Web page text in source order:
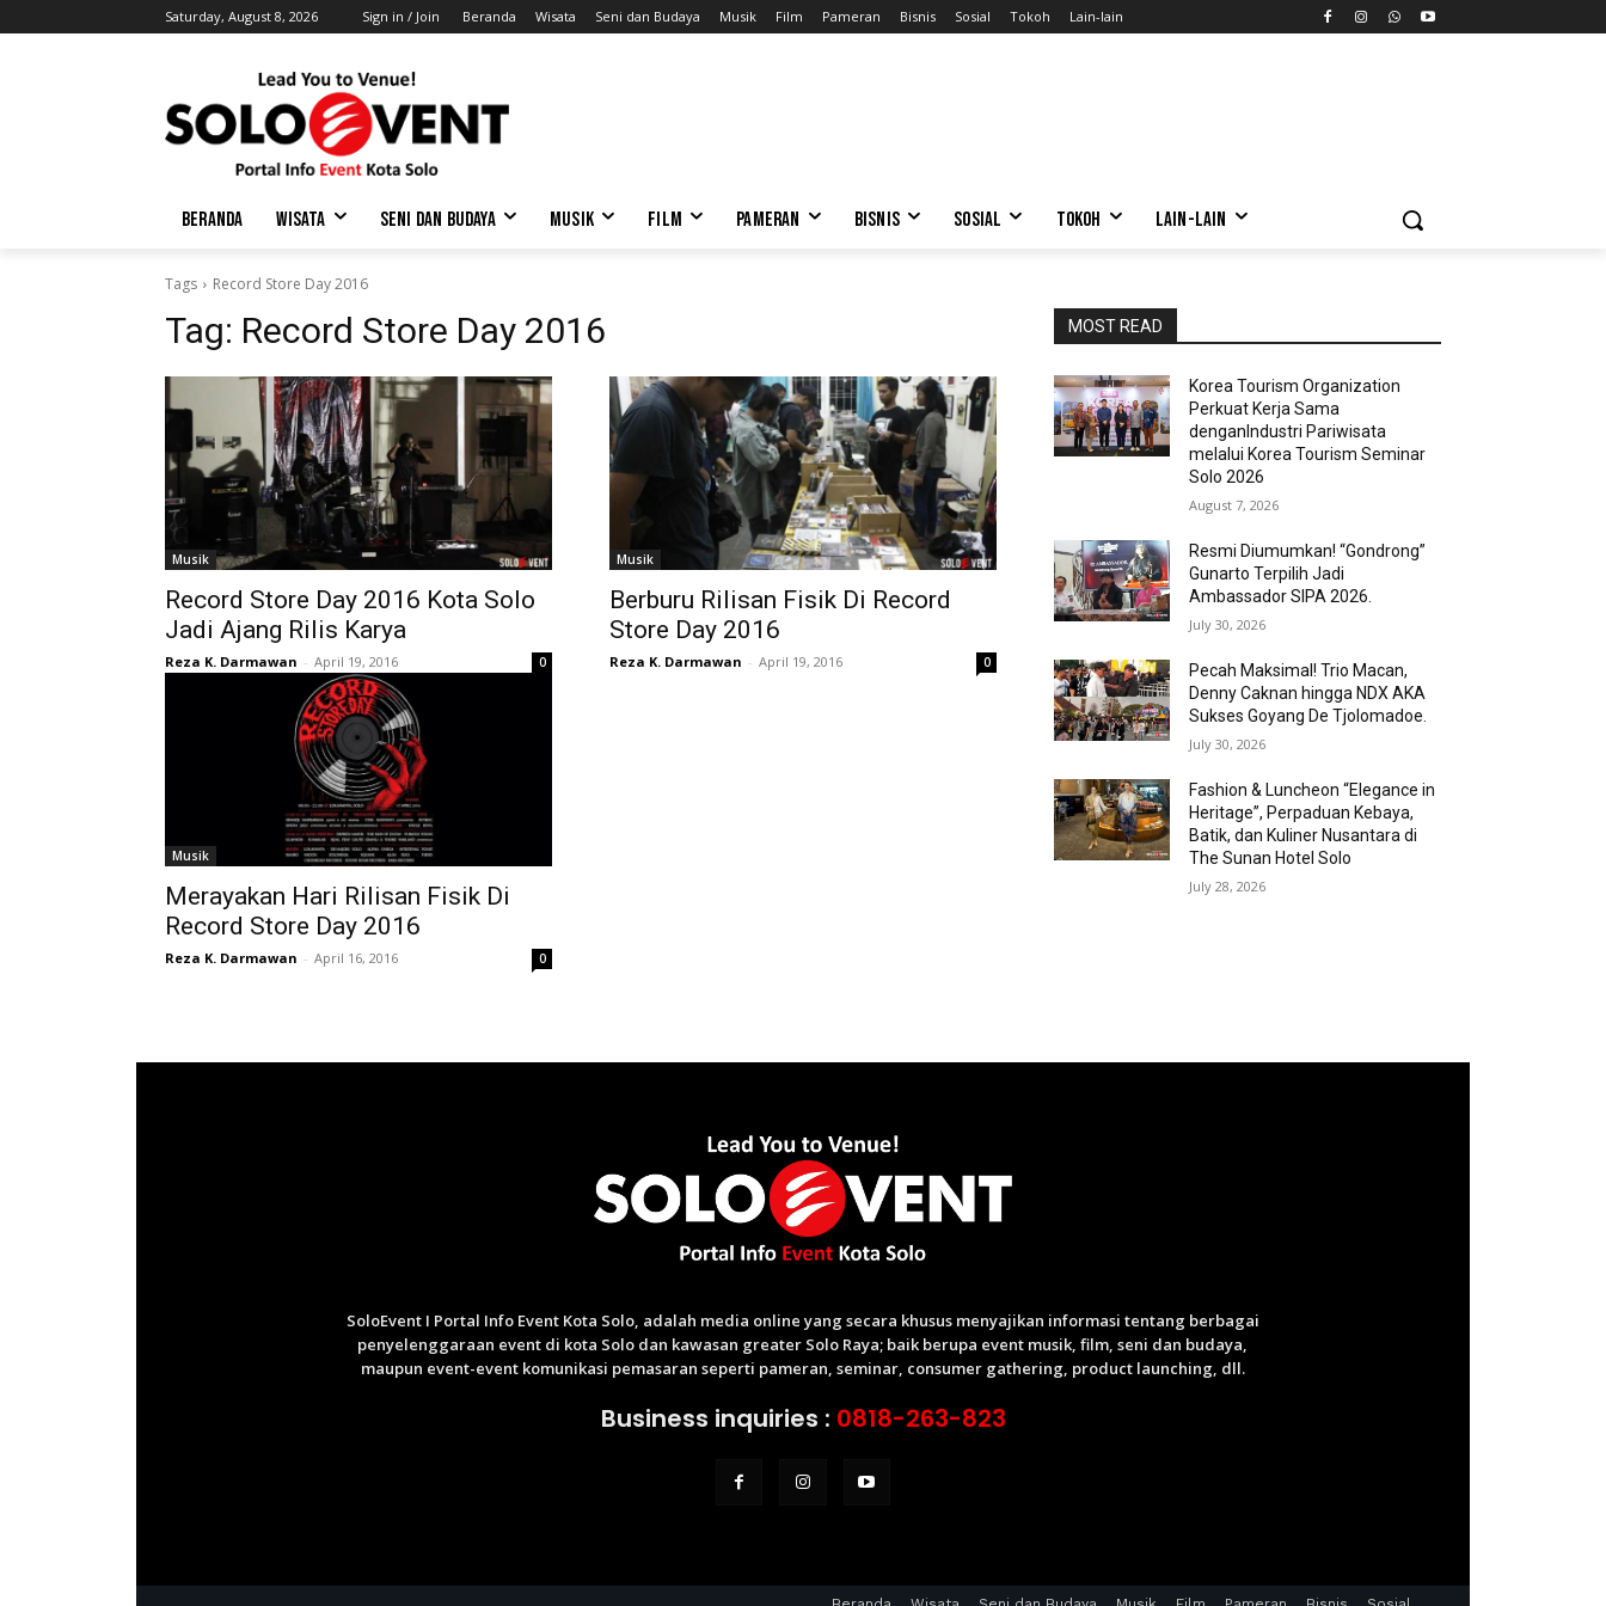
Saturday, August 8, 2026 Sign in / Join Beranda Wisata Seni dan Budaya Musik Film Pameran Bisnis Sosial Tokoh Lain-lain
BERANDA WISATA SENI DAN BUDAYA MUSIK FILM PAMERAN BISNIS SOSIAL TOKOH LAIN-LAIN
Tags Record Store Day 2016
Tag: Record Store Day 2016
Musik
Record Store Day 2016 Kota Solo
Jadi Ajang Rilis Karya
Reza K. Darmawan - April 19, 2016 0
Musik
Berburu Rilisan Fisik Di Record
Store Day 2016
Reza K. Darmawan - April 19, 2016 0
Musik
Merayakan Hari Rilisan Fisik Di
Record Store Day 2016
Reza K. Darmawan - April 16, 2016 0
MOST READ
Korea Tourism Organization
Perkuat Kerja Sama
denganIndustri Pariwisata
melalui Korea Tourism Seminar
Solo 2026
August 7, 2026
Resmi Diumumkan! “Gondrong”
Gunarto Terpilih Jadi
Ambassador SIPA 2026.
July 30, 2026
Pecah Maksimal! Trio Macan,
Denny Caknan hingga NDX AKA
Sukses Goyang De Tjolomadoe.
July 30, 2026
Fashion & Luncheon “Elegance in
Heritage”, Perpaduan Kebaya,
Batik, dan Kuliner Nusantara di
The Sunan Hotel Solo
July 28, 2026
SoloEvent I Portal Info Event Kota Solo, adalah media online yang secara khusus menyajikan informasi tentang berbagai
penyelenggaraan event di kota Solo dan kawasan greater Solo Raya; baik berupa event musik, film, seni dan budaya,
maupun event-event komunikasi pemasaran seperti pameran, seminar, consumer gathering, product launching, dll.
Business inquiries : 0818-263-823